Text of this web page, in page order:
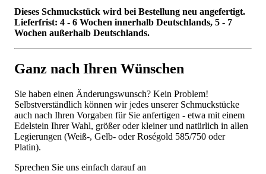
Dieses Schmuckstück wird bei Bestellung neu angefertigt.
Lieferfrist: 4 - 6 Wochen innerhalb Deutschlands, 5 - 7
Wochen außerhalb Deutschlands.
Ganz nach Ihren Wünschen
Sie haben einen Änderungswunsch? Kein Problem!
Selbstverständlich können wir jedes unserer Schmuckstücke
auch nach Ihren Vorgaben für Sie anfertigen - etwa mit einem
Edelstein Ihrer Wahl, größer oder kleiner und natürlich in allen
Legierungen (Weiß-, Gelb- oder Roségold 585/750 oder
Platin).
Sprechen Sie uns einfach darauf an